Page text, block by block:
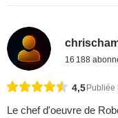
16 188
4,5 Publiée
Le chef d'oeuvre de